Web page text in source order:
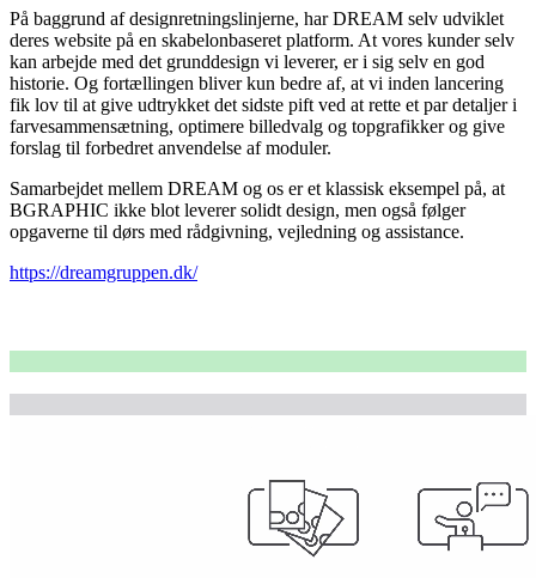
På baggrund af designretningslinjerne, har DREAM selv udviklet
deres website på en skabelonbaseret platform. At vores kunder selv
kan arbejde med det grunddesign vi leverer, er i sig selv en god
historie. Og fortællingen bliver kun bedre af, at vi inden lancering
fik lov til at give udtrykket det sidste pift ved at rette et par detaljer i
farvesammensætning, optimere billedvalg og topgrafikker og give
forslag til forbedret anvendelse af moduler.
Samarbejdet mellem DREAM og os er et klassisk eksempel på, at
BGRAPHIC ikke blot leverer solidt design, men også følger
opgaverne til dørs med rådgivning, vejledning og assistance.
https://dreamgruppen.dk/